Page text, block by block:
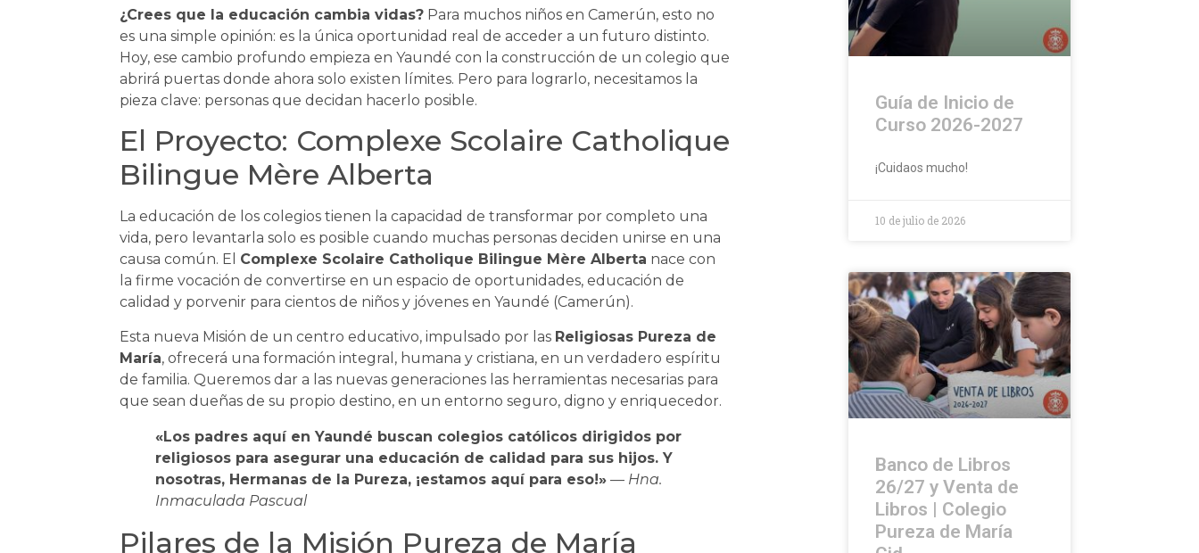
¿Crees que la educación cambia vidas? Para muchos niños en Camerún, esto no
es una simple opinión: es la única oportunidad real de acceder a un futuro distinto.
Hoy, ese cambio profundo empieza en Yaundé con la construcción de un colegio que
abrirá puertas donde ahora solo existen límites. Pero para lograrlo, necesitamos la
pieza clave: personas que decidan hacerlo posible.
El Proyecto: Complexe Scolaire Catholique
Bilingue Mère Alberta
La educación de los colegios tienen la capacidad de transformar por completo una
vida, pero levantarla solo es posible cuando muchas personas deciden unirse en una
causa común. El Complexe Scolaire Catholique Bilingue Mère Alberta nace con
la firme vocación de convertirse en un espacio de oportunidades, educación de
calidad y porvenir para cientos de niños y jóvenes en Yaundé (Camerún).
Esta nueva Misión de un centro educativo, impulsado por las Religiosas Pureza de
María, ofrecerá una formación integral, humana y cristiana, en un verdadero espíritu
de familia. Queremos dar a las nuevas generaciones las herramientas necesarias para
que sean dueñas de su propio destino, en un entorno seguro, digno y enriquecedor.
«Los padres aquí en Yaundé buscan colegios católicos dirigidos por
religiosos para asegurar una educación de calidad para sus hijos. Y
nosotras, Hermanas de la Pureza, ¡estamos aquí para eso!» — Hna.
Inmaculada Pascual
Pilares de la Misión Pureza de María
Guía de Inicio de
Curso 2026-2027
¡Cuidaos mucho!
10 de julio de 2026
Banco de Libros
26/27 y Venta de
Libros | Colegio
Pureza de María